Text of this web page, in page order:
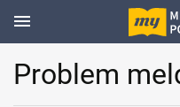
menu
Problem